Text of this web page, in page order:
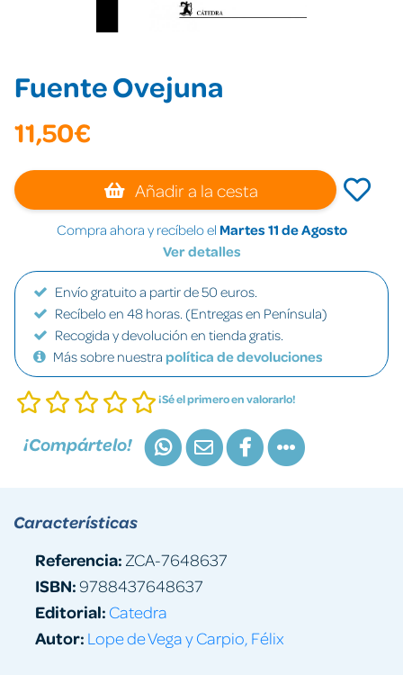
Fuente Ovejuna
11,50€
Añadir a la cesta
Compra ahora y recíbelo el Martes 11 de Agosto
Ver detalles
Envío gratuito a partir de 50 euros.
Recíbelo en 48 horas. (Entregas en Península)
Recogida y devolución en tienda gratis.
Más sobre nuestra política de devoluciones
¡Sé el primero en valorarlo!
¡Compártelo!
Características
Referencia: ZCA-7648637
ISBN:9788437648637
Editorial: Catedra
Autor: Lope de Vega y Carpio, Félix